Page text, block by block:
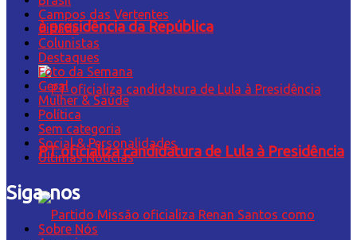
à presidência da República
PT oficializa candidatura de Lula à Presidência
Campos das Vertentes
Cidade
Colunistas
Destaques
Foto da Semana
Geral
Mulher & Saúde
Política
Sem categoria
Social & Personalidades
Últimas Notícias
Siga-nos
Sobre Nós